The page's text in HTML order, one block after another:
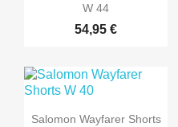
W 44
54,95 €
Salomon Wayfarer Shorts